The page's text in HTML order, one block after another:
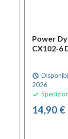
Power
CX102-6
schedule
2026

14,90 €